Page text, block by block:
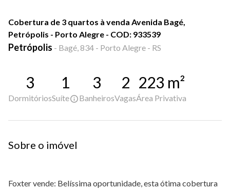
Cobertura de 3 quartos à venda Avenida Bagé,
Petrópolis - Porto Alegre - COD: 933539
Petrópolis - Bagé, 834 - Porto Alegre - RS
3
Dormitórios
1
Suíte
3
Banheiros
2
Vagas
223 m²
Área Privativa
Sobre o imóvel
Foxter vende: Belíssima oportunidade, esta ótima cobertura